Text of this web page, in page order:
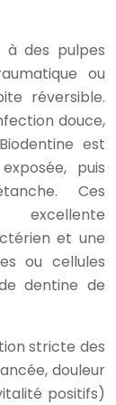
à des pulpes
ou
réversible.
douce,
est
puis
Ces
excellente
et une
ou cellules
dentine de
stricte des
douleur
positifs)